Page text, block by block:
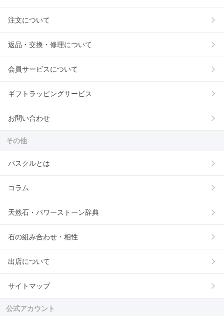
注文について
返品・交換・修理について
会員サービスについて
ギフトラッピングサービス
お問い合わせ
その他
パスクルとは
コラム
天然石・パワーストーン辞典
石の組み合わせ・相性
出店について
サイトマップ
公式アカウント